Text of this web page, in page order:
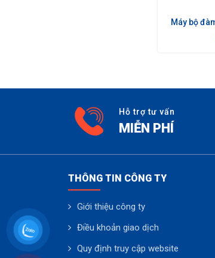
Máy bộ
Hỗ trợ tư vấn
MIỄN PHÍ
THÔNG TIN CÔNG TY
Giới thiệu công ty
Điều khoản giao dịch
Quy định truy cập website